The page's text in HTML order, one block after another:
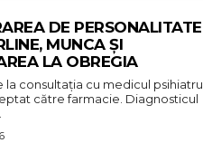
DE PERSONALITATE
MUNCA ȘI
LA OBREGIA
la consultația cu medicul psihiatru.
către farmacie. Diagnosticul